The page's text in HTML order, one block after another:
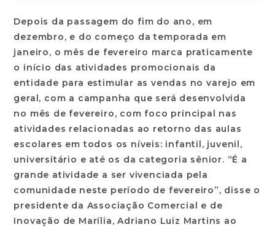
Depois da passagem do fim do ano, em
dezembro, e do começo da temporada em
janeiro, o mês de fevereiro marca praticamente
o início das atividades promocionais da
entidade para estimular as vendas no varejo em
geral, com a campanha que será desenvolvida
no mês de fevereiro, com foco principal nas
atividades relacionadas ao retorno das aulas
escolares em todos os níveis: infantil, juvenil,
universitário e até os da categoria sênior. “É a
grande atividade a ser vivenciada pela
comunidade neste período de fevereiro”, disse o
presidente da Associação Comercial e de
Inovação de Marília, Adriano Luiz Martins ao